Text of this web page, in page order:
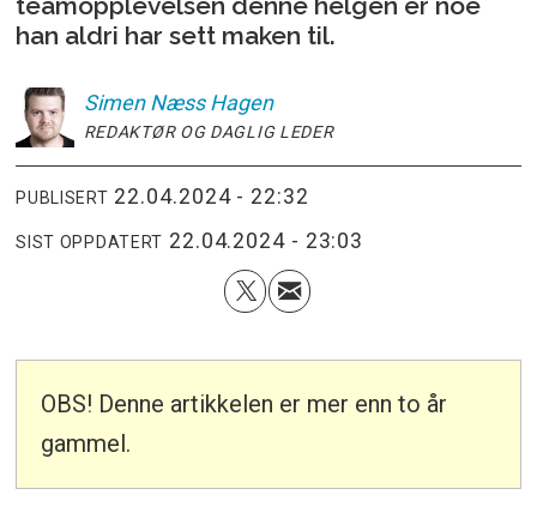
han aldri har sett maken til.
Simen Næss Hagen
REDAKTØR OG DAGLIG LEDER
PUBLISERT 22.04.2024 - 22:32
SIST OPPDATERT 22.04.2024 - 23:03
OBS! Denne artikkelen er mer enn to år
gammel.